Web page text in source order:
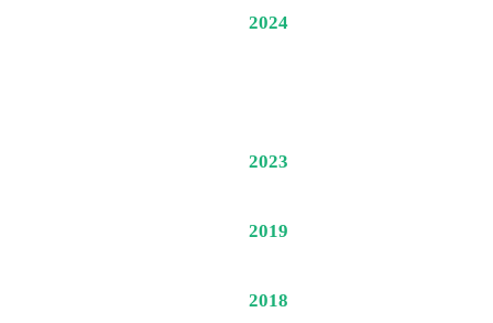
2024
2023
2019
2018